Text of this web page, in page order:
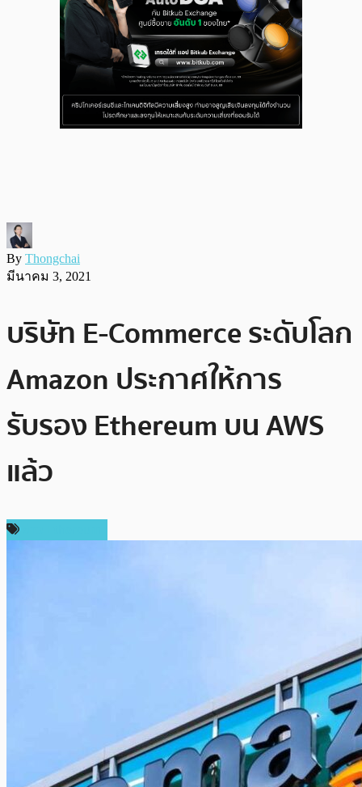
By Thongchai
มีนาคม 3, 2021
บริษัท E-Commerce ระดับโลก
Amazon ประกาศให้การ
รับรอง Ethereum บน AWS
แล้ว